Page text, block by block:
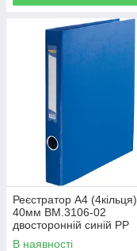
Реєстратор А4 (4кільця)
40мм BM.3106-02
двосторонній cиній PP
(1/24/576)
В наявності